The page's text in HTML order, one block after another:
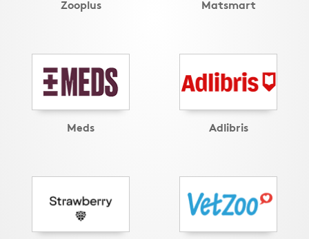
Zooplus Matsmart
Meds Adlibris